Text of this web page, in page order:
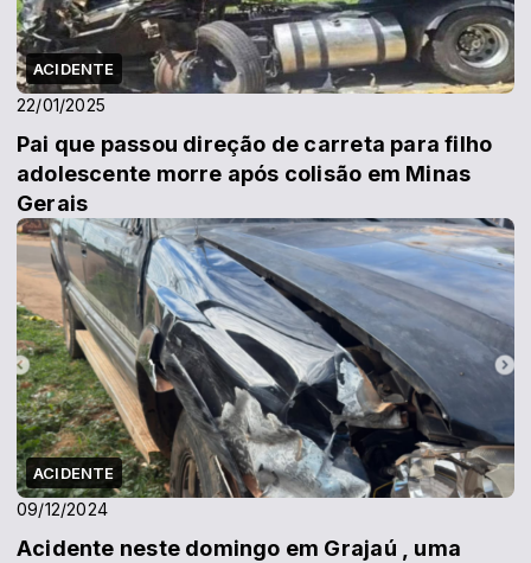
ACIDENTE
22/01/2025
Pai que passou direção de carreta para filho
adolescente morre após colisão em Minas
Gerais
ACIDENTE
09/12/2024
Acidente neste domingo em Grajaú , uma